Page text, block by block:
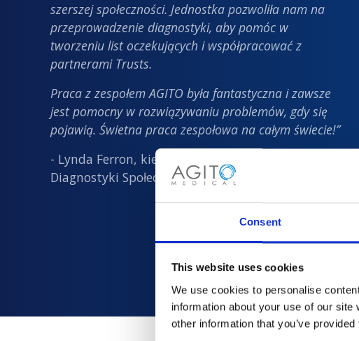
Consent
This website uses cookies
We use cookies to personalise
information about your use of our
other information that you’ve
szerszej społeczności. Jednostka pozwoliła nam na
przeprowadzenie diagnostyki, aby pomóc w
tworzeniu list oczekujących i współpracować z
partnerami Trusts.
Praca z zespołem AGITO była fantastyczna i zawsze
jest pomocny w rozwiązywaniu problemów, gdy się
pojawią. Świetna praca zespołowa na całym świecie!”
- Lynda Ferron, kierownik programu dla Centrum
Diagnostyki Społecznej